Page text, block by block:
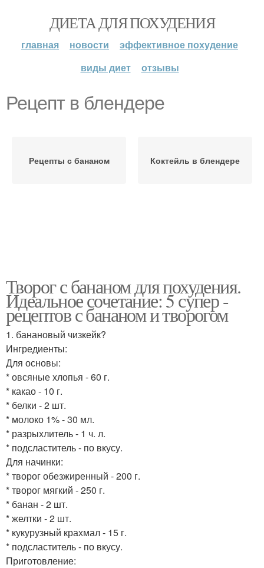
ДИЕТА ДЛЯ ПОХУДЕНИЯ
главная новости
эффективное похудение
виды диет
отзывы
Рецепт в блендере
Рецепты с бананом Коктейль в блендере
Творог с бананом для похудения.
Идеальное сочетание: 5 супер -
рецептов с бананом и творогом
1. банановый чизкейк?
Ингредиенты:
Для основы:
* овсяные хлопья - 60 г.
* какао - 10 г.
* белки - 2 шт.
* молоко 1% - 30 мл.
* разрыхлитель - 1 ч. л.
* подсластитель - по вкусу.
Для начинки:
* творог обезжиренный - 200 г.
* творог мягкий - 250 г.
* банан - 2 шт.
* желтки - 2 шт.
* кукурузный крахмал - 15 г.
* подсластитель - по вкусу.
Приготовление: